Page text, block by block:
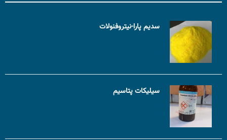
سدیم پارا-نیتروفنولات
سیلیکات پتاسیم